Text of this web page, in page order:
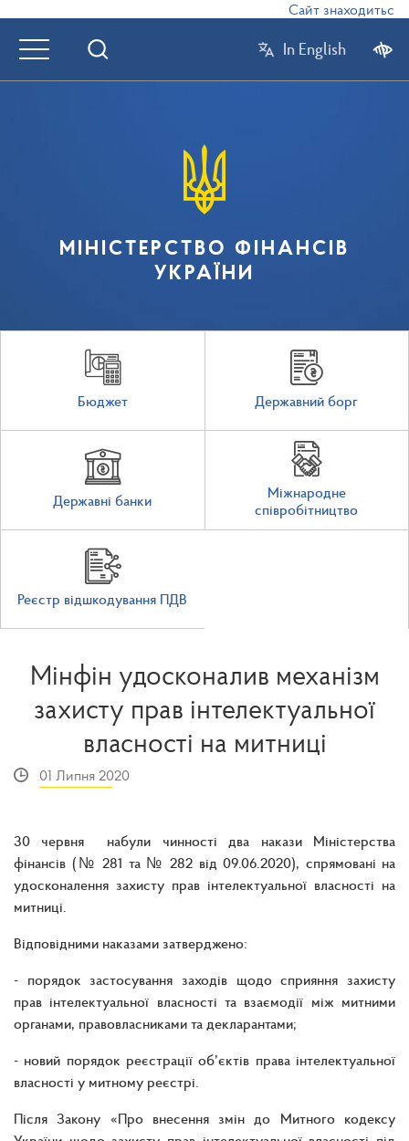
Сайт знаходиться
In English
МІНІСТЕРСТВО ФІНАНСІВ
УКРАЇНИ
Бюджет Державний борг
Державні банки
Міжнародне
співробітництво
Реєстр відшкодування ПДВ
Мінфін удосконалив механізм
захисту прав інтелектуальної
власності на митниці
01 Липня 2020
30 червня набули чинності два накази Міністерства
фінансів (№ 281 та № 282 від 09.06.2020), спрямовані на
удосконалення захисту прав інтелектуальної власності на
митниці.
Відповідними наказами затверджено:
- порядок застосування заходів щодо сприяння захисту
прав інтелектуальної власності та взаємодії між митними
органами, правовласниками та декларантами;
- новий порядок реєстрації об’єктів права інтелектуальної
власності у митному реєстрі.
Після Закону «Про внесення змін до Митного кодексу